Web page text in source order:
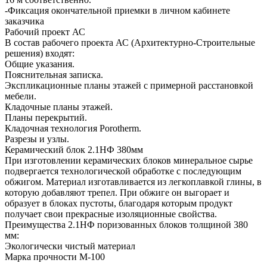
-Фиксация окончательной приемки в личном кабинете
заказчика
Рабочий проект АС
В состав рабочего проекта АС (Архитектурно-Строительные
решения) входят:
Общие указания.
Пояснительная записка.
Экспликационные планы этажей с примерной расстановкой
мебели.
Кладочные планы этажей.
Планы перекрытий.
Кладочная технология Porotherm.
Разрезы и узлы.
Керамический блок 2.1НФ 380мм
При изготовлении керамических блоков минеральное сырье
подвергается технологической обработке с последующим
обжигом. Материал изготавливается из легкоплавкой глины, в
которую добавляют трепел. При обжиге он выгорает и
образует в блоках пустоты, благодаря которым продукт
получает свои прекрасные изоляционные свойства.
Преимущества 2.1НФ поризованных блоков толщиной 380
мм:
Экологически чистый материал
Марка прочности М-100